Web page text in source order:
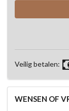
Veilig betalen:
WENSEN OF